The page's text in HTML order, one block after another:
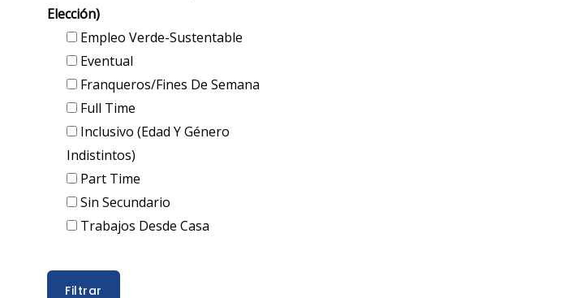
Elección)
Empleo Verde-Sustentable
Eventual
Franqueros/Fines De Semana
Full Time
Inclusivo (edad Y Género
Indistintos)
Part Time
Sin Secundario
Trabajos Desde Casa